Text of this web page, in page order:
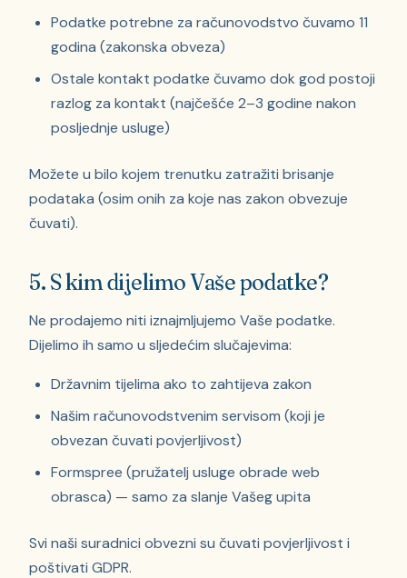
Podatke potrebne za računovodstvo čuvamo 11
godina (zakonska obveza)
Ostale kontakt podatke čuvamo dok god postoji
razlog za kontakt (najčešće 2–3 godine nakon
posljednje usluge)
Možete u bilo kojem trenutku zatražiti brisanje
podataka (osim onih za koje nas zakon obvezuje
čuvati).
5. S kim dijelimo Vaše podatke?
Ne prodajemo niti iznajmljujemo Vaše podatke.
Dijelimo ih samo u sljedećim slučajevima:
Državnim tijelima ako to zahtijeva zakon
Našim računovodstvenim servisom (koji je
obvezan čuvati povjerljivost)
Formspree (pružatelj usluge obrade web
obrasca) — samo za slanje Vašeg upita
Svi naši suradnici obvezni su čuvati povjerljivost i
poštivati GDPR.